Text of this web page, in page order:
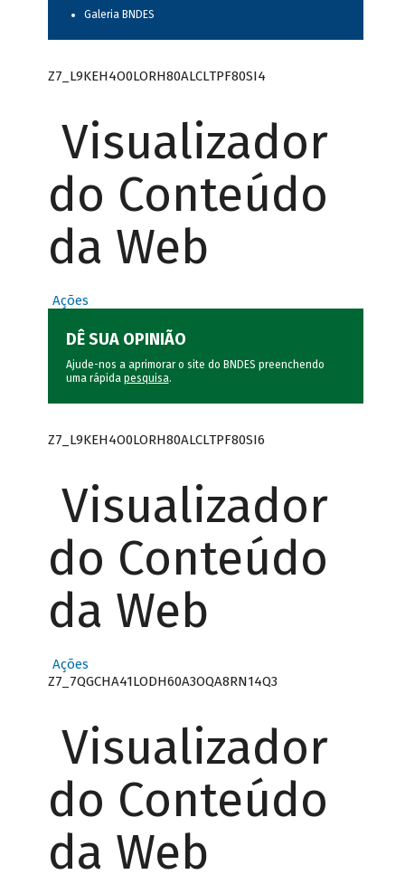
Galeria BNDES
Z7_L9KEH4O0LORH80ALCLTPF80SI4
Visualizador
do Conteúdo
da Web
Ações
DÊ SUA OPINIÃO
Ajude-nos a aprimorar o site do BNDES preenchendo
uma rápida pesquisa.
Z7_L9KEH4O0LORH80ALCLTPF80SI6
Visualizador
do Conteúdo
da Web
Ações
Z7_7QGCHA41LODH60A3OQA8RN14Q3
Visualizador
do Conteúdo
da Web